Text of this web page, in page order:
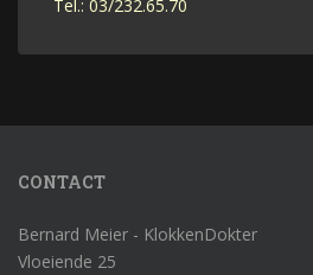
Tel.: 03/232.65.70
CONTACT
Bernard Meier - KlokkenDokter
Vloeiende 25